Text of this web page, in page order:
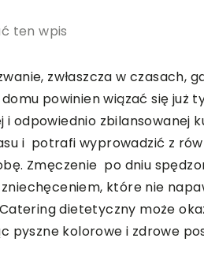
ten wpis
zwłaszcza w czasach,
powinien wiązać się już
odpowiednio zbilansowanej
i potrafi wyprowadzić z
Zmęczenie po dniu
które nie
dietetyczny może
pyszne kolorowe i zdrowe